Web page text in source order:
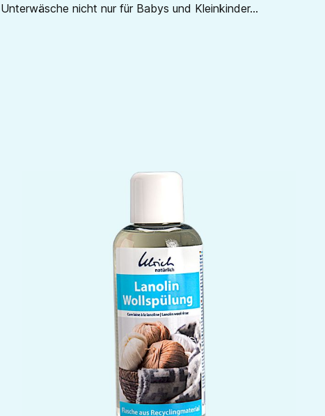
nicht nur für Babys und Kleinkinder...